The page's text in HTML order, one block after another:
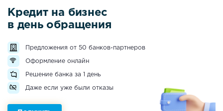
Кредит на бизнес
в день обращения
Предложения от 50 банков-партнеров
Оформление онлайн
Решение банка за 1 день
Даже если уже были отказы